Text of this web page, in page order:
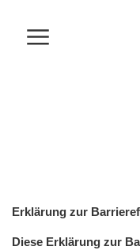
Erklärung zur
Diese Erklärung zur